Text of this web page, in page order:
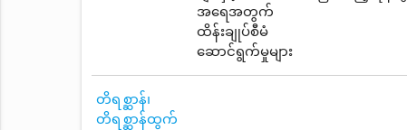
အရေအတွက်
ထိန်းချုပ်စီမံ
ဆောင်ရွက်မှုများ
တိရစ္ဆာန်၊
တိရစ္ဆာန်ထွက်